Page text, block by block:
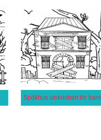
utskrivbar Spökhus utskrivbart för barn